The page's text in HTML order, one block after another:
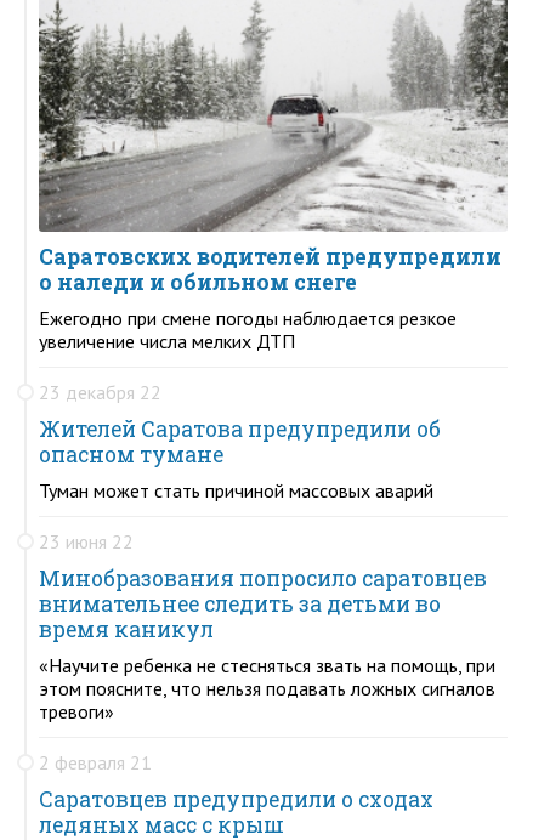
Саратовских водителей предупредили
о наледи и обильном снеге
Ежегодно при смене погоды наблюдается резкое
увеличение числа мелких ДТП
23 декабря 22
Жителей Саратова предупредили об
опасном тумане
Туман может стать причиной массовых аварий
23 июня 22
Минобразования попросило саратовцев
внимательнее следить за детьми во
время каникул
«Научите ребенка не стесняться звать на помощь, при
этом поясните, что нельзя подавать ложных сигналов
тревоги»
2 февраля 21
Саратовцев предупредили о сходах
ледяных масс с крыш